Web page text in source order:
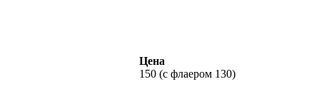
Цена
150 (с флаером 130)